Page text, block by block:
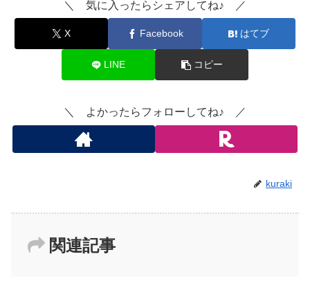
＼ 気に入ったらシェアしてね♪ ／
X Facebook はてブ
LINE コピー
＼ よかったらフォローしてね♪ ／
kuraki
関連記事